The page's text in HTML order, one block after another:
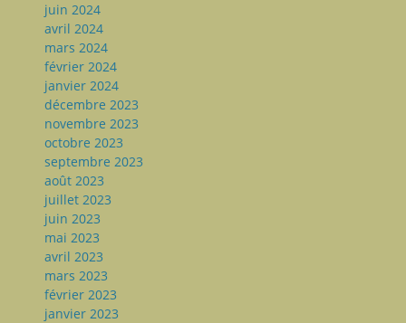
juin 2024
avril 2024
mars 2024
février 2024
janvier 2024
décembre 2023
novembre 2023
octobre 2023
septembre 2023
août 2023
juillet 2023
juin 2023
mai 2023
avril 2023
mars 2023
février 2023
janvier 2023